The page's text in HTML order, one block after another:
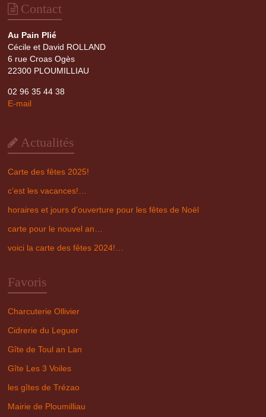
Contact
Au Pain Plié
Cécile et David ROLLAND
6 rue Croas Ogès
22300 PLOUMILLIAU
02 96 35 44 38
E-mail
Actualités
Carte des fêtes 2025!
c’est les vacances!…
horaires et jours d’ouverture pour les fêtes de Noël
carte pour le nouvel an…
voici la carte des fêtes 2024!…
Favoris
Charcuterie Ollivier
Cidrerie du Leguer
Gîte de Toul an Lan
Gîte Les 3 Voiles
les gîtes de Trézao
Mairie de Ploumilliau